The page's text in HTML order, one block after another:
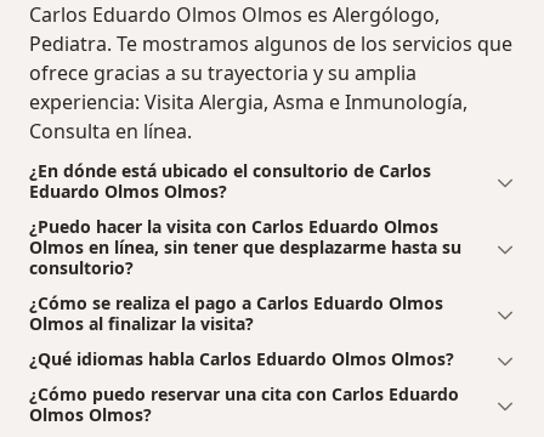
Carlos Eduardo Olmos Olmos es Alergólogo,
Pediatra. Te mostramos algunos de los servicios que
ofrece gracias a su trayectoria y su amplia
experiencia: Visita Alergia, Asma e Inmunología,
Consulta en línea.
¿En dónde está ubicado el consultorio de Carlos
Eduardo Olmos Olmos?
¿Puedo hacer la visita con Carlos Eduardo Olmos
Olmos en línea, sin tener que desplazarme hasta su
consultorio?
¿Cómo se realiza el pago a Carlos Eduardo Olmos
Olmos al finalizar la visita?
¿Qué idiomas habla Carlos Eduardo Olmos Olmos?
¿Cómo puedo reservar una cita con Carlos Eduardo
Olmos Olmos?